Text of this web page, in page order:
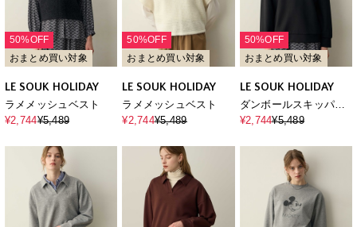
50%OFF
おまとめ買い対象
LE SOUK HOLIDAY
ラメメッシュベスト
¥2,744¥5,489
50%OFF
おまとめ買い対象
LE SOUK HOLIDAY
ラメメッシュベスト
¥2,744¥5,489
50%OFF
おまとめ買い対象
LE SOUK HOLIDAY
ダンボールスキッパー
ネックプルオーバー
¥2,744¥5,489